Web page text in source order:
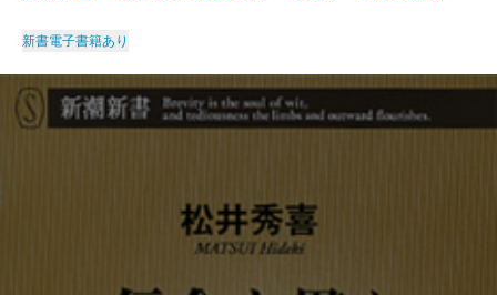
新書電子書籍あり